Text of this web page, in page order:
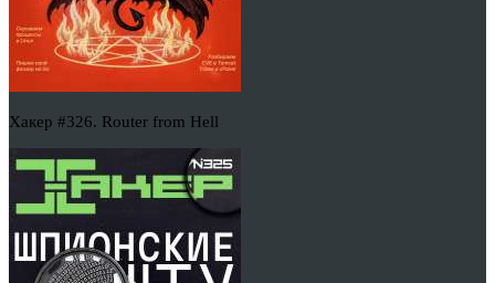
Хакер #326. Router from Hell